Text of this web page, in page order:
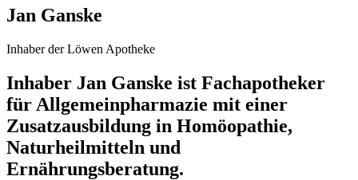
Jan Ganske
Inhaber der Löwen Apotheke
Inhaber Jan Ganske ist Fach­apotheker
für Allgemein­pharmazie mit einer
Zusatz­ausbildung in Homöopathie,
Natur­heilmitteln und
Ernährungsberatung.